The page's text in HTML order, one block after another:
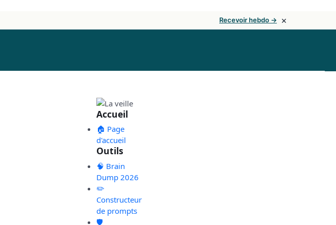
Recevoir hebdo → ×
Accueil
🏠 Page
d'accueil
Outils
🧠 Brain
Dump 2026
✏️
Constructeur
de prompts
🛡️